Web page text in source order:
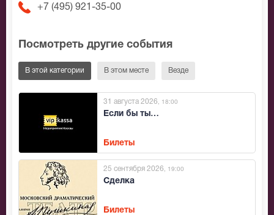
+7 (495) 921-35-00
Посмотреть другие события
В этой категории В этом месте Везде
Если бы ты…
31 августа 2026 , 18:00
Билеты
Сделка
25 сентября 2026 , 19:00
Билеты